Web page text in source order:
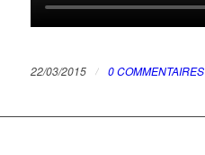
22/03/2015 / 0 COMMENTAIRES